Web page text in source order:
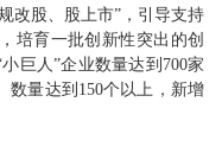
改股、股上市” ，引导支持
培育一批创新性突出的创
小巨人 ”企业数量达到 700家
数量达到 150个以上，新增